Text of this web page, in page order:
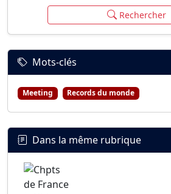
Rechercher
Mots-clés
Meeting Records du monde
Dans la même rubrique